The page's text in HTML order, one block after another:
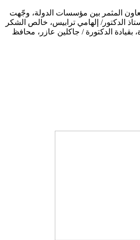
المثمر بين مؤسسات الدولة، وجّهت
الدكتور/ إلهامي ترابيس، خالص الشكر
بقيادة الدكتورة / جاكلين عازر، محافظ